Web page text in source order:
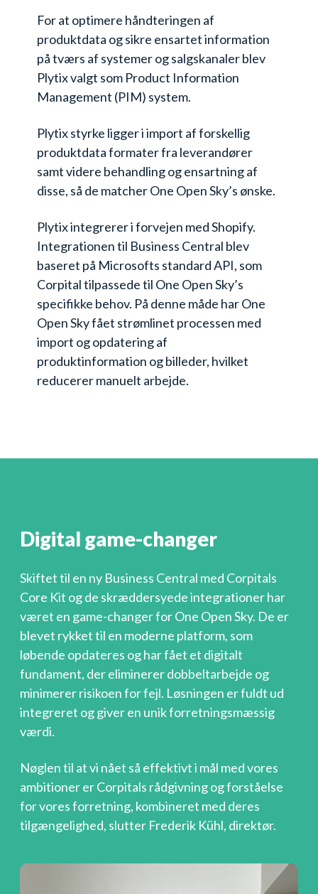
For at optimere håndteringen af
produktdata og sikre ensartet information
på tværs af systemer og salgskanaler blev
Plytix valgt som Product Information
Management (PIM) system.
Plytix styrke ligger i import af forskellig
produktdata formater fra leverandører
samt videre behandling og ensartning af
disse, så de matcher One Open Sky’s ønske.
Plytix integrerer i forvejen med Shopify.
Integrationen til Business Central blev
baseret på Microsofts standard API, som
Corpital tilpassede til One Open Sky’s
specifikke behov. På denne måde har One
Open Sky fået strømlinet processen med
import og opdatering af
produktinformation og billeder, hvilket
reducerer manuelt arbejde.
Digital game-changer
Skiftet til en ny Business Central med Corpitals
Core Kit og de skræddersyede integrationer har
været en game-changer for One Open Sky. De er
blevet rykket til en moderne platform, som
løbende opdateres og har fået et digitalt
fundament, der eliminerer dobbeltarbejde og
minimerer risikoen for fejl. Løsningen er fuldt ud
integreret og giver en unik forretningsmæssig
værdi.
Nøglen til at vi nået så effektivt i mål med vores
ambitioner er Corpitals rådgivning og forståelse
for vores forretning, kombineret med deres
tilgængelighed, slutter Frederik Kühl, direktør.